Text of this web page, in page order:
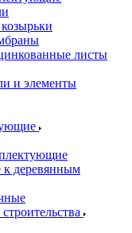
листы
и элементы
деревянным